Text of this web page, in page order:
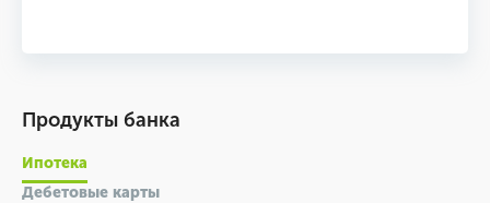
Продукты банка
Ипотека
Дебетовые карты